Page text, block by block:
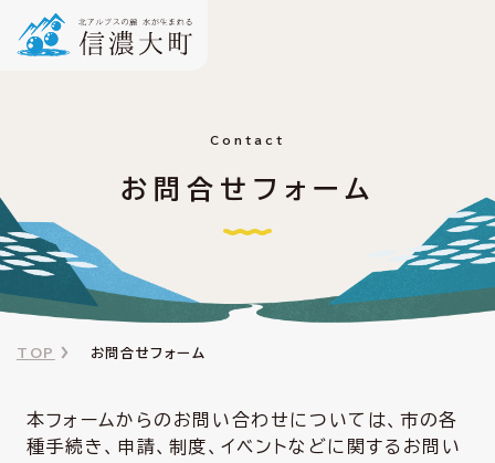
Contact
お問合せフォーム
TOP お問合せフォーム
本フォームからのお問い合わせについては、市の各
種手続き、申請、制度、イベントなどに関するお問い